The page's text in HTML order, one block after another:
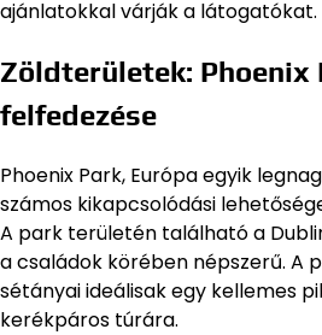
ajánlatokkal várják a látogatókat.
Zöldterületek: Phoenix
felfedezése
Phoenix Park, Európa egyik
számos kikapcsolódási
A park területén található a
a családok körében népszerű. A
sétányai ideálisak egy kellemes
kerékpáros túrára.